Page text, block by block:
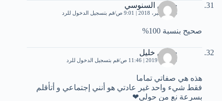
حسين السنوسي
24 ديسمبر، 2018 | 9:01 ص قم بتسجيل الدخول للرد
صحيح بنسبة 100%
حسين خليل
19 يناير، 2019 | 11:46 ص قم بتسجيل الدخول للرد
هذه هي صفاتي تماما
فقط شيء واحد غير عادتي هو أنني إجتماعي و أتأقلم
بسرعة نع من حولي❤